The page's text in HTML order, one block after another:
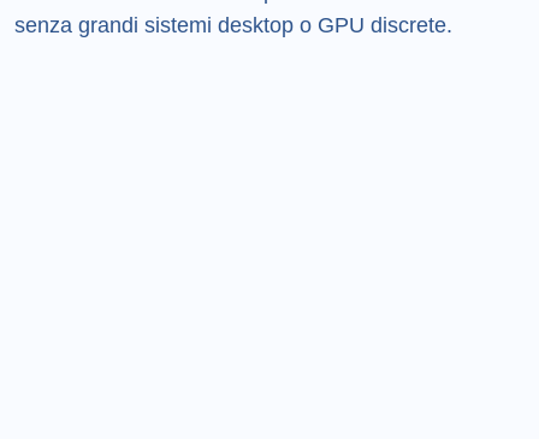
senza grandi sistemi desktop o GPU discrete.